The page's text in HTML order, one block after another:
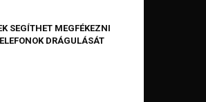
SEGÍTHET MEGFÉKEZNI
DRÁGULÁSÁT